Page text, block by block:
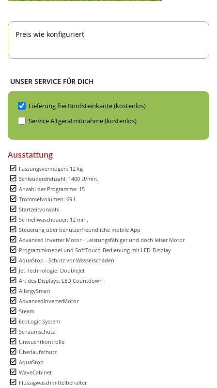
Preis wie konfiguriert
UNSER SERVICE FÜR DICH
Lieferung frei Bordsteinkante (kostenlos)
Service Altgerätmitnahme (kostenlos)
Ausstattung
Fassungsvermögen: 12 kg
Schleuderdrehzahl: 1400 U/min.
Anzahl der Programme: 15
Trommelvolumen: 69 l
Startzeitvorwahl
Schnellwaschdauer: 12 min.
Steuerung über benutzerfreundliche mobile App
Advanced Inverter Motor - Leistungsfähiger und doch leiser Motor
Programmknebel und SoftTouch-Bedienung mit LED-Display
AquaStop - Schutz vor Wasserschäden
Jet Technologie: DoubleJet
Art des Displays: LED Countdown
AllergySmart
AdvancedInverterMotor
Steam
EcoLogic System
Schaumschutz
Unwuchtkontrolle
Überlaufschutz
AquaStop
WaveCabinet
Flüssigwaschmittelbehälter